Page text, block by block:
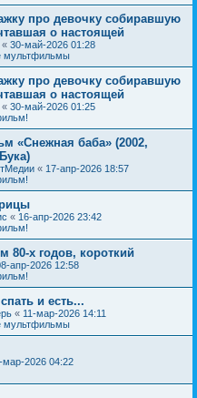
про девочку собиравшую
о настоящей
« 30-май-2026 01:28
мультфильмы
про девочку собиравшую
о настоящей
« 30-май-2026 01:25
«Снежная баба» (2002,
« 17-апр-2026 18:57
« 16-апр-2026 23:42
80-х годов, короткий
апр-2026 12:58
и есть...
« 11-мар-2026 14:11
мультфильмы
мар-2026 04:22